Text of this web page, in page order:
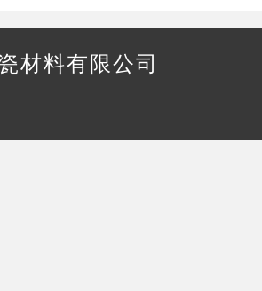
材料有限公司